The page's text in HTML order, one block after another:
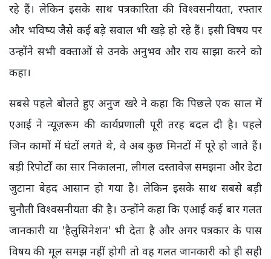
रहे हैं। लेकिन इसके साथ पत्रकारिता की विश्वसनीयता, रफ्तार
और भविष्य जैसे कई बड़े सवाल भी खड़े हो रहे हैं। इसी विषय पर
उन्होंने सभी वक्ताओं से उनके अनुभव और राय साझा करने को
कहा।
सबसे पहले बोलते हुए अनुज खरे ने कहा कि पिछले एक साल में
एआई ने न्यूज़रूम की कार्यप्रणाली पूरी तरह बदल दी है। पहले
जिन कामों में घंटों लगते थे, वे अब कुछ मिनटों में पूरे हो जाते हैं।
बड़ी रिपोर्टों का सार निकालना, लीगल दस्तावेज़ समझना और डेटा
जुटाना बेहद आसान हो गया है। लेकिन इसके साथ सबसे बड़ी
चुनौती विश्वसनीयता की है। उन्होंने कहा कि एआई कई बार गलत
जानकारी या 'हैलुसिनेशन' भी देता है और अगर पत्रकार के पास
विषय की मूल समझ नहीं होगी तो वह गलत जानकारी को ही सही